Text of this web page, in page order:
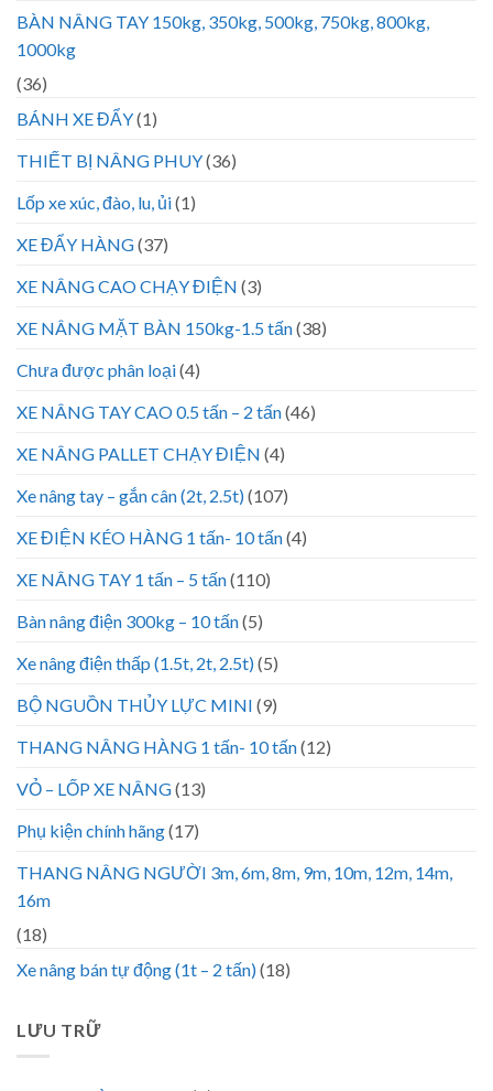
BÀN NÂNG TAY 150kg, 350kg, 500kg, 750kg, 800kg,
1000kg
(36)
BÁNH XE ĐẨY(1)
THIẾT BỊ NÂNG PHUY(36)
Lốp xe xúc, đào, lu, ủi(1)
XE ĐẨY HÀNG(37)
XE NÂNG CAO CHẠY ĐIỆN (3)
XE NÂNG MẶT BÀN 150kg-1.5 tấn(38)
Chưa được phân loại(4)
XE NÂNG TAY CAO 0.5 tấn – 2 tấn(46)
XE NÂNG PALLET CHẠY ĐIỆN (4)
Xe nâng tay – gắn cân (2t, 2.5t)(107)
XE ĐIỆN KÉO HÀNG 1 tấn- 10 tấn(4)
XE NÂNG TAY 1 tấn – 5 tấn(110)
Bàn nâng điện 300kg – 10 tấn(5)
Xe nâng điện thấp (1.5t, 2t, 2.5t)(5)
BỘ NGUỒN THỦY LỰC MINI (9)
THANG NÂNG HÀNG 1 tấn- 10 tấn(12)
VỎ – LỐP XE NÂNG(13)
Phụ kiện chính hãng(17)
THANG NÂNG NGƯỜI 3m, 6m, 8m, 9m, 10m, 12m, 14m,
16m
(18)
Xe nâng bán tự động (1t – 2 tấn)(18)
LƯU TRỮ